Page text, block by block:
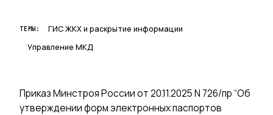
ТЕМЫ:
ГИС ЖКХ и раскрытие информации
Управление МКД
Приказ Минстроя России от 20.11.2025 N 726/пр “Об
утверждении форм электронных паспортов